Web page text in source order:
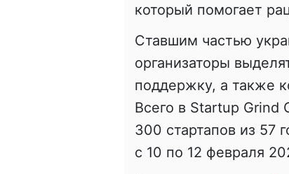
который помогает
Ставшим частью
организаторы
поддержку, а также
Всего в Startup Grind
300 стартапов из 57
с 10 по 12 февраля